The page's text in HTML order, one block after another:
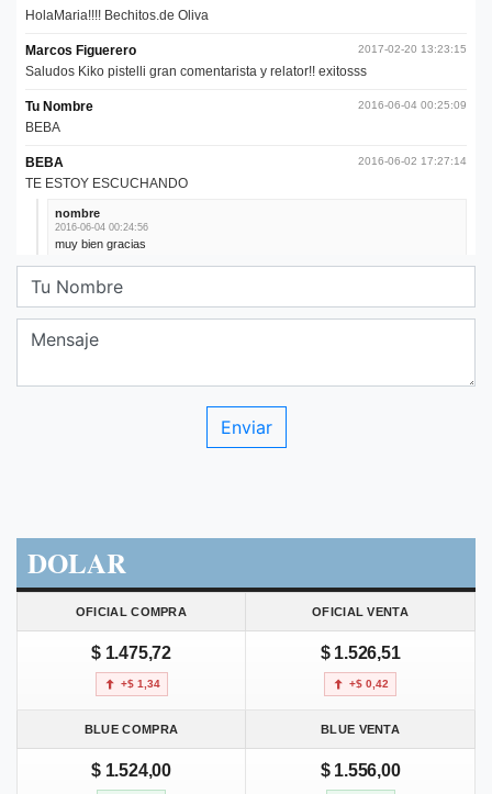
DOLAR
OFICIAL COMPRA OFICIAL VENTA
$ 1.475,72
+$ 1,34
$ 1.526,51
+$ 0,42
BLUE COMPRA BLUE VENTA
$ 1.524,00 $ 1.556,00